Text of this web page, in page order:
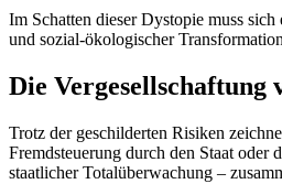
Im Schatten dieser Dystopie muss
und sozial-ökologischer
Die Vergesellschaftung
Trotz der geschilderten Risiken
Fremdsteuerung durch den Staat oder
staatlicher Totalüberwachung –